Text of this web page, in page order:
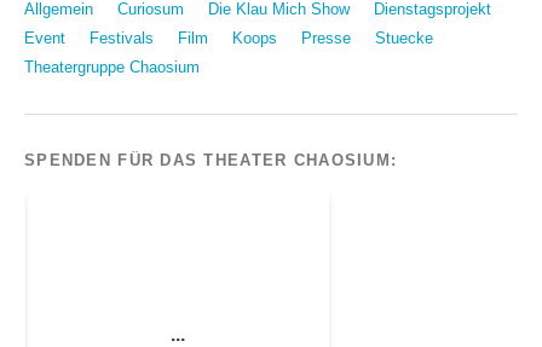
Allgemein Curiosum Die Klau Mich Show
Dienstagsprojekt
Event
Festivals Film Koops Presse
Stuecke
Theatergruppe Chaosium
SPENDEN FÜR DAS THEATER CHAOSIUM: